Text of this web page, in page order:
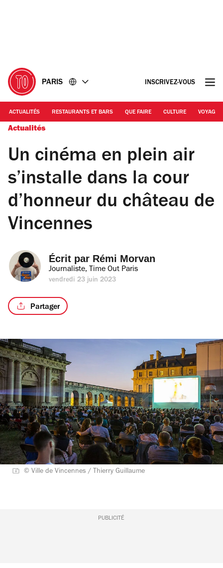
PARIS INSCRIVEZ-VOUS
ACTUALITÉS RESTAURANTS ET BARS QUE FAIRE CULTURE VOYAGE
Actualités
Un cinéma en plein air
s’installe dans la cour
d’honneur du château de
Vincennes
Écrit par Rémi Morvan
Journaliste, Time Out Paris
vendredi 23 juin 2023
Partager
© Ville de Vincennes / Thierry Guillaume
PUBLICITÉ